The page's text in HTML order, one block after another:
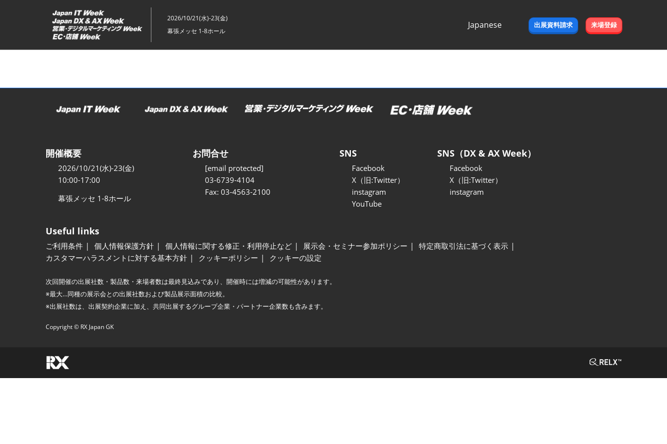
ッ
2026/10/21(水)-23(金)
幕張メッセ 1-8ホール
Japanese
出展資料請求 来場登録
開催概要
2026/10/21(水)-23(金)
10:00-17:00
幕張メッセ 1-8ホール
お問合せ
[email protected]
03-6739-4104
Fax: 03-4563-2100
SNS
Facebook
X（旧:Twitter）
instagram
YouTube
SNS（DX & AX Week）
Facebook
X（旧:Twitter）
instagram
Useful links
ご利用条件 個人情報保護方針 個人情報に関する修正・利用停止など 展示会・セミナー参加ポリシー
特定商取引法に基づく表示
カスタマーハラスメントに対する基本方針
クッキーポリシー クッキーの設定
次回開催の出展社数・製品数・来場者数は最終見込みであり、開催時には増減の可能性があります。
※最大…同種の展示会との出展社数および製品展示面積の比較。
※出展社数は、出展契約企業に加え、共同出展するグループ企業・パートナー企業数も含みます。
Copyright © RX Japan GK